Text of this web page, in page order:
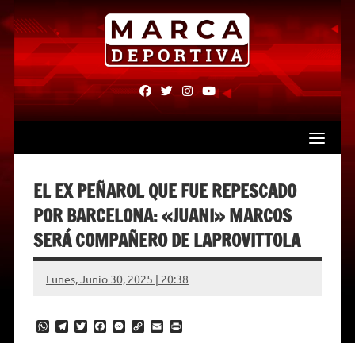
Skip
to
content
fab
fa-
fab
fa-
fab fab
EL EX PEÑAROL QUE FUE REPESCADO
POR BARCELONA: «JUANI» MARCOS
SERÁ COMPAÑERO DE LAPROVITTOLA
Lunes, Junio 30, 2025 | 20:38
W T
T
F
M C
E
P